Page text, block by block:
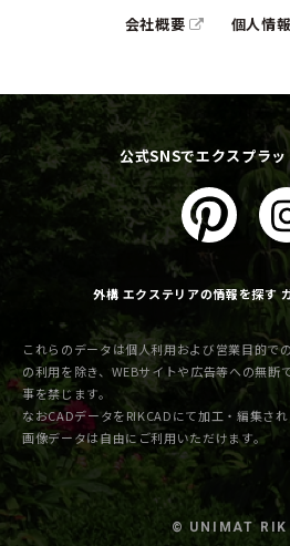
会社概要
個人情
公式SNSでエクスプラッ
外構 エクステリアの情報を探す
これらのデータは個人利用および営業目的で
の利用を除き、WEBサイトや広告等への無断
事を禁じます。
なおCADデータをRIKCADにて加工・編集さ
画像データは自由にご利用いただけます。
© UNIMAT